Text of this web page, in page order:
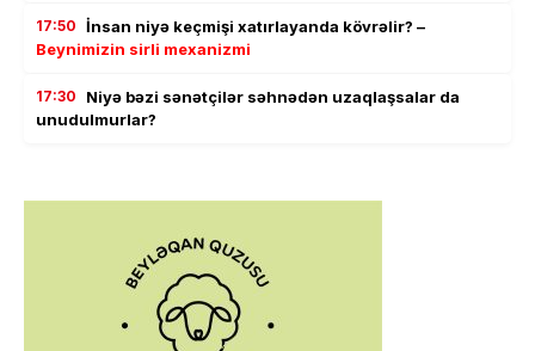
17:50 İnsan niyə keçmişi xatırlayanda kövrəlir? –
Beynimizin sirli mexanizmi
17:30
Niyə bəzi sənətçilər səhnədən uzaqlaşsalar da
unudulmurlar?